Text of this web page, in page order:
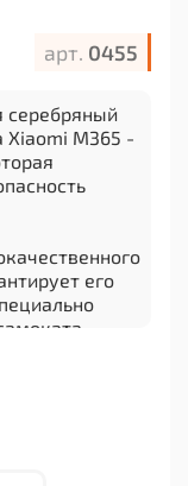
арт. 0455
серебряный
Xiaomi M365 -
его
для
и